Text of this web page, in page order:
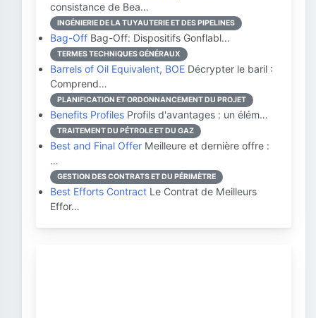
consistance de Bea…
INGÉNIERIE DE LA TUYAUTERIE ET DES PIPELINES
Bag-Off Bag-Off: Dispositifs Gonflabl…
TERMES TECHNIQUES GÉNÉRAUX
Barrels of Oil Equivalent, BOE Décrypter le baril :
Comprend…
PLANIFICATION ET ORDONNANCEMENT DU PROJET
Benefits Profiles Profils d'avantages : un élém…
TRAITEMENT DU PÉTROLE ET DU GAZ
Best and Final Offer Meilleure et dernière offre :
…
GESTION DES CONTRATS ET DU PÉRIMÈTRE
Best Efforts Contract Le Contrat de Meilleurs
Effor…